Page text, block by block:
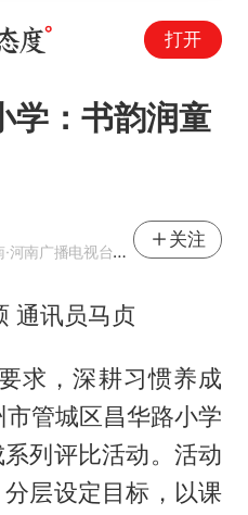
打开
学：书韵润童
·河南广播电视台官方网易号
关注
通讯员马贞
求，深耕习惯养成
管城区昌华路小学
列评比活动。活动
层设定目标，以课